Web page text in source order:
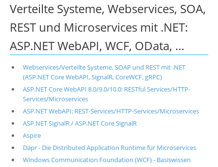
Verteilte Systeme, Webservices, SOA,
REST und Microservices mit .NET:
ASP.NET WebAPI, WCF, OData, …
Webservices/Verteilte Systeme, SOAP und REST mit .NET
(ASP.NET Core WebAPI, SignalR, CoreWCF, gRPC)
ASP.NET Core WebAPI 8.0/9.0/10.0: RESTful Services/HTTP-
Services/Microservices
ASP.NET WebAPI: REST-Services/HTTP-Services/Microservices
ASP.NET SignalR / ASP.NET Core SignalR
Aspire
Dapr - Die Distributed Application Runtime für Microservices
Windows Communication Foundation (WCF) - Basiswissen